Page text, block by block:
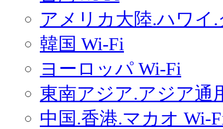
アメリカ大陸.ハワイ
韓国 Wi-Fi
ヨーロッパ Wi-Fi
東南アジア.アジア通
中国.香港.マカオ Wi-